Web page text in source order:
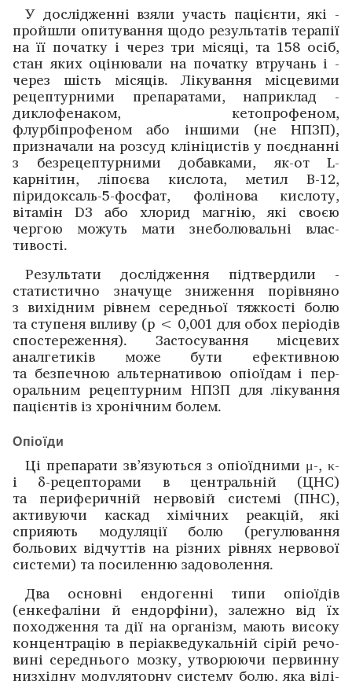
У дослі­дженні взяли участь пацієнти, які ­
пройшли опитування щодо результатів терапії
на її ­початку і ­через три ­місяці, та 158 осіб,
стан яких оцінювали на ­початку втручань і ­
через шість міся­ців. ­Лікування місцевими
рецептурними препаратами, наприклад ­
диклофенаком, кетопро­феном,
флурбіпрофеном або ­іншими (не НПЗП),
призначали на розсуд клініцистів у ­поєднанні
з ­без­рецептурними добав­ками, як-от L-
карнітин, ліпоєва кислота, метил B-12,
піридоксаль-5-фосфат, фолі­нова кислоту,
вітамін D3 або хлорид магнію, які своєю
чергою ­можуть мати знеболювальні влас­
тивості.
Результати дослі­дження підтвердили ­
статистично значуще зниження порівняно
з вихідним рівнем середньої тяжкості болю
та ступеня впливу (p < 0,001 для обох ­періодів
спостереження). Застосування місцевих
аналгетиків може бути ефективною
та безпечною альтернативою опіоїдам і пер­
оральним рецептурним НПЗП для ліку­вання
пацієнтів із хронічним болем.
Опіоїди
Ці препарати зв’язуються з опіоїдними μ-, κ-
і δ-рецепторами в центральній (ЦНС)
та периферичній нервовій системі (ПНС),
активуючи каскад ­хімічних реакцій, які
сприяють модуляції болю (регулювання
больових відчуттів на різних рівнях нервової
системи) та ­посиленню ­задоволення.
Два основні ендогенні типи опіоїдів
(енкефаліни й ен­дор­­фіни), залежно від їх
походження та дії на організм, ­мають високу
концентрацію в періакведукальній ­сірій речо­
вині середнього мозку, ­утворюючи первинну
низ­хідну модуляторну систему болю, яка віді­